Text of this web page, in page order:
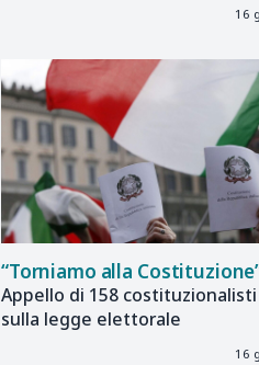
16
“Torniamo alla
Appello di 158 costituzionalisti
sulla legge elettorale
16